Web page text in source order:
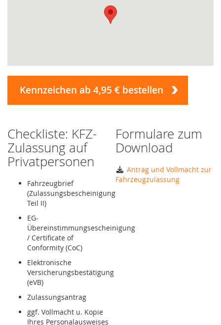
Kennzeichen ab 4,95 € bestellen
Checkliste: KFZ-
Zulassung auf
Privatpersonen
Fahrzeugbrief
(Zulassungsbescheinigung
Teil II)
EG-
Übereinstimmungsescheinigung
/ Certificate of
Conformity (CoC)
Elektronische
Versicherungsbestätigung
(eVB)
Zulassungsantrag
ggf. Vollmacht u. Kopie
Ihres Personalausweises
Formulare zum
Download
Antrag und Vollmacht zur
Fahrzeugzulassung